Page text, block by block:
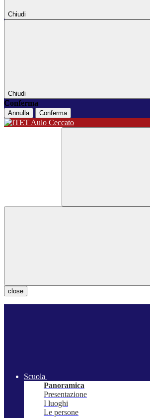
Chiudi
Chiudi
Conferma
Annulla Conferma
close
Scuola
Panoramica
Presentazione
I luoghi
Le persone